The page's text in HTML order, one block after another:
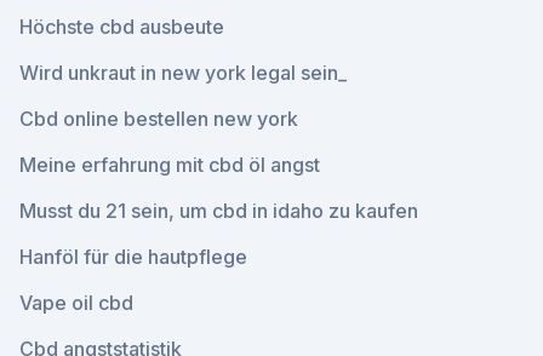
Höchste cbd ausbeute
Wird unkraut in new york legal sein_
Cbd online bestellen new york
Meine erfahrung mit cbd öl angst
Musst du 21 sein, um cbd in idaho zu kaufen
Hanföl für die hautpflege
Vape oil cbd
Cbd angststatistik